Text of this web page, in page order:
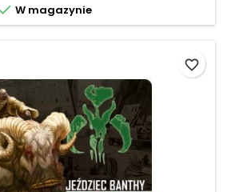
 W magazynie
favorite_border